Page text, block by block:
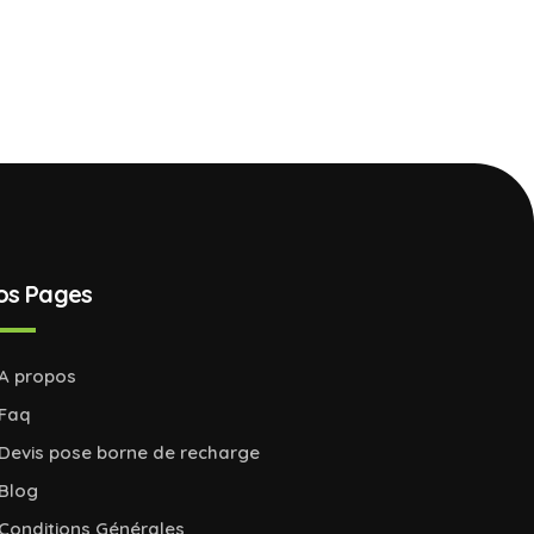
Pages
propos
pose borne de recharge
Générales